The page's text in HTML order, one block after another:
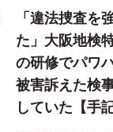
「違法捜査を
た」大阪地検
の研修でパワ
被害訴えた検
していた【手